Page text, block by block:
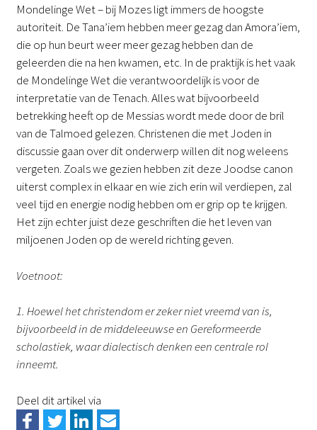
Mondelinge Wet – bij Mozes ligt immers de hoogste
autoriteit. De Tana’iem hebben meer gezag dan Amora’iem,
die op hun beurt weer meer gezag hebben dan de
geleerden die na hen kwamen, etc. In de praktijk is het vaak
de Mondelinge Wet die verantwoordelijk is voor de
interpretatie van de Tenach. Alles wat bijvoorbeeld
betrekking heeft op de Messias wordt mede door de bril
van de Talmoed gelezen. Christenen die met Joden in
discussie gaan over dit onderwerp willen dit nog weleens
vergeten. Zoals we gezien hebben zit deze Joodse canon
uiterst complex in elkaar en wie zich erin wil verdiepen, zal
veel tijd en energie nodig hebben om er grip op te krijgen.
Het zijn echter juist deze geschriften die het leven van
miljoenen Joden op de wereld richting geven.
Voetnoot:
1. Hoewel het christendom er zeker niet vreemd van is,
bijvoorbeeld in de middeleeuwse en Gereformeerde
scholastiek, waar dialectisch denken een centrale rol
inneemt.
Deel dit artikel via